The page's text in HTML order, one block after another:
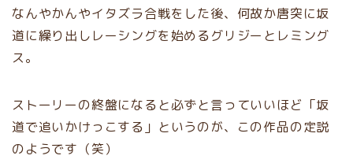
なんやかんやイタズラ合戦をした後、何故か唐突に坂
道に繰り出しレーシングを始めるグリジーとレミング
ス。
ストーリーの終盤になると必ずと言っていいほど「坂
道で追いかけっこする」というのが、この作品の定説
のようです（笑）